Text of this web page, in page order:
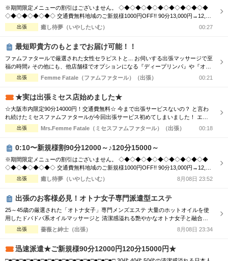
※期間限定メニューの割引はございません。 ◇◆◇◆◇◆◇◆◇◆◇◆◇◆◇◆
◇◆◇◆◇◆◇◆◇ 交通費無料地域のご新規様1000円OFF!! 90分13,000円→12,00
0円 120分16,000円→15,000円 150分20,000円→19,000円 ※指名料別途 ◇◆◇◆◇
◆◇◆◇◆◇◆◇◆◇◆◇◆◇◆◇◆◇◆◇ 市内の交通費を頂く地域のご新規様1
出張 癒し待夢（いやしたいむ） 00:27
最短即貴方のもとまでお届け可能！！
ファムファタールで厳選された女性セラピストと... お伺いする出張マッサージで至
福の時間♪ その他にも、他店舗様でオプションになる『ディープリンパ』や『オイ
ル増量』などメンズエステでは必須とも言えるサービスも当店では基本コースに含
まれております。 その為、「コース料金に+αで支払わなければお楽しみいただけ
をお過ごしください...
出張 Femme Fatale（ファムファタール）（出張） 00:21
★実は出張ミセス店始めました★
☆大阪市内限定90分14000円！交通費無料☆ 今まで出張サービスないの？ と言わ
れ続けたミセスファムファタールが今回出張サービス初めてしまいました！ エリ
アによっては交通費の差が出ますので詳細はTELにてお伝えさせて頂きます。 90
分コース14000円 120分コース18000円 でのご案内☆ 是非この機会に一度お電話お
出張 Mrs.Femme Fatale（ミセスファムファタール）（出張） 00:18
0:10〜新規様割90分12000～♪120分15000～
※期間限定メニューの割引はございません。 ◇◆◇◆◇◆◇◆◇◆◇◆◇◆◇◆
◇◆◇◆◇◆◇◆◇ 交通費無料地域のご新規様1000円OFF!! 90分13,000円→12,00
0円 120分16,000円→15,000円 150分20,000円→19,000円 ※指名料別途 ◇◆◇◆◇
◆◇◆◇◆◇◆◇◆◇◆◇◆◇◆◇◆◇◆◇ 市内の交通費を頂く地域のご新規様1
出張 癒し待夢（いやしたいむ） 8月08日 23:52
出張のお客様必見！オトナ女子専門派遣型エステ
25～45歳の厳選された「オトナ女子」専門メンズエステ 大量のホットオイルを使
用したドバドバ系オイルマッサージと 清潔感溢れる艶やかなオトナ女子と融合
で、優雅なひと時をお楽しみください。 【新規割引】ご新規様にお得♪ ご新規様限
定で総額から『3,000円』割引！ 90分 16,500円 → 13,500円（税込） 120分
出張 薔薇と紳士（出張） 8月08日 23:34
迅速派遣★ご新規様90分12000円120分15000円★